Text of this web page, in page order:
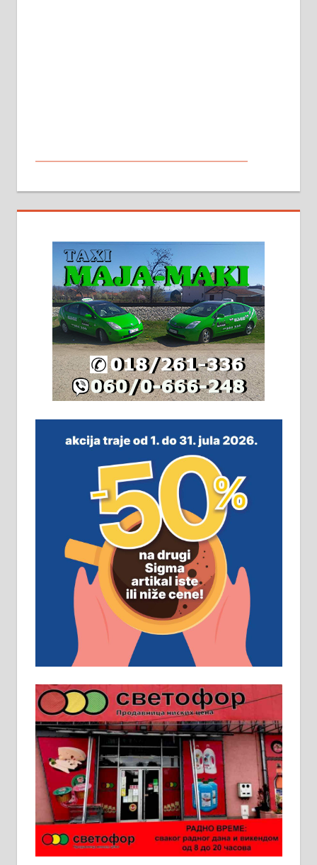
стамбене целине једна уз другу.
2х150м2, две гараже, централно
грејање на гас и дрва. Две
адресе. 063/71-74-023
Издајем комплетно опремљену
халу на Житковачком путу, на
плацу површине око 7 ари.
064/321-80-51; 063/102-35-25
м2 са плацем од 8 ари у Зеленом
виру у Алексинцу. Могућа
замена. 064/21-63-584
ПОСЛОВНИ ОГЛАСИ
Рудник и флотација Рудник
д.о.о. Рудник запошљава 20
помоћника рудара. Услови:
Основна школа, пожељно радно
искуство на истим и сличним
пословима, али не и неопходан
услов. Обезбеђен смештај,
превоз, исхрана. 032/57-41-122 –
локал 22
Пружам услуге завршних радова
у грађевини, хидроизолације и
молерских радова. 061/25-28-058
Ало таксију потребан возач са Б
категоријом. 064/02-85-511
Потребна два радника за рад на
стоваришту „Липа промет” у